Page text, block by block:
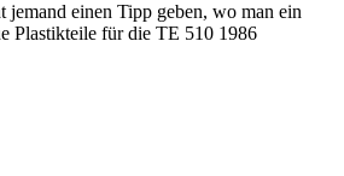
einen Tipp geben, wo man ein
Plastikteile für die TE 510 1986